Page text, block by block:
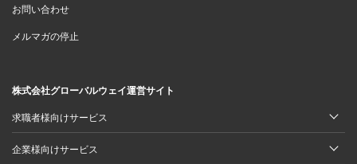
お問い合わせ
メルマガの停止
株式会社グローバルウェイ運営サイト
求職者様向けサービス
企業様向けサービス